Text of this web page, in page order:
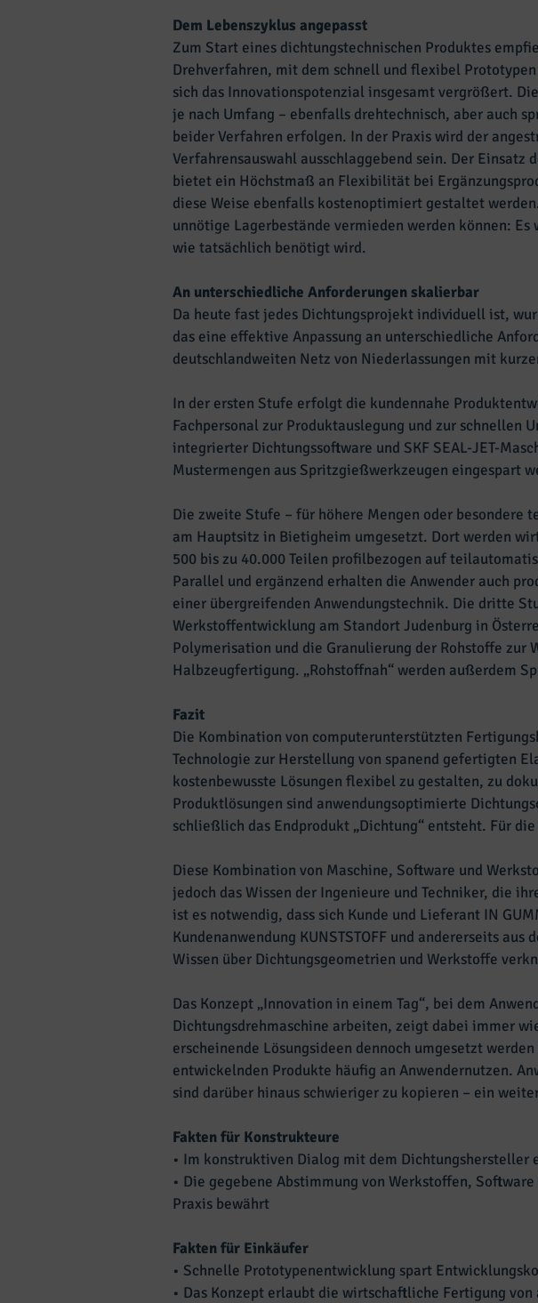
Dem Lebenszyklus angepasst
Zum Start eines dichtungstechnischen Produktes
Drehverfahren, mit dem schnell und flexibel
sich das Innovationspotenzial insgesamt vergrößert.
je nach Umfang – ebenfalls drehtechnisch, aber auch
beider Verfahren erfolgen. In der Praxis wird der
Verfahrensauswahl ausschlaggebend sein. Der
bietet ein Höchstmaß an Flexibilität bei
diese Weise ebenfalls kostenoptimiert gestaltet
unnötige Lagerbestände vermieden werden können:
wie tatsächlich benötigt wird.
An unterschiedliche Anforderungen skalierbar
Da heute fast jedes Dichtungsprojekt individuell ist,
das eine effektive Anpassung an unterschiedliche
deutschlandweiten Netz von Niederlassungen mit
In der ersten Stufe erfolgt die kundennahe
Fachpersonal zur Produktauslegung und zur schnellen
integrierter Dichtungssoftware und SKF SEAL-JET-
Mustermengen aus Spritzgießwerkzeugen eingespart
Die zweite Stufe – für höhere Mengen oder besondere
am Hauptsitz in Bietigheim umgesetzt. Dort werden
500 bis zu 40.000 Teilen profilbezogen auf
Parallel und ergänzend erhalten die Anwender auch
einer übergreifenden Anwendungstechnik. Die dritte
Werkstoffentwicklung am Standort Judenburg in
Polymerisation und die Granulierung der Rohstoffe zur
Halbzeugfertigung. „Rohstoffnah“ werden außerdem
Fazit
Die Kombination von computerunterstützten
Technologie zur Herstellung von spanend gefertigten
kostenbewusste Lösungen flexibel zu gestalten, zu
Produktlösungen sind anwendungsoptimierte
schließlich das Endprodukt „Dichtung“ entsteht. Für
Diese Kombination von Maschine, Software und
jedoch das Wissen der Ingenieure und Techniker, die
ist es notwendig, dass sich Kunde und Lieferant IN
Kundenanwendung KUNSTSTOFF und andererseits
Wissen über Dichtungsgeometrien und Werkstoffe
Das Konzept „Innovation in einem Tag“, bei dem
Dichtungsdrehmaschine arbeiten, zeigt dabei immer
erscheinende Lösungsideen dennoch umgesetzt
entwickelnden Produkte häufig an Anwendernutzen.
sind darüber hinaus schwieriger zu kopieren – ein
Fakten für Konstrukteure
• Im konstruktiven Dialog mit dem Dichtungshersteller
• Die gegebene Abstimmung von Werkstoffen,
Praxis bewährt
Fakten für Einkäufer
• Schnelle Prototypenentwicklung spart
• Das Konzept erlaubt die wirtschaftliche Fertigung